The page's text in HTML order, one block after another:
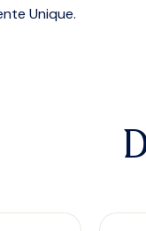
Unique.